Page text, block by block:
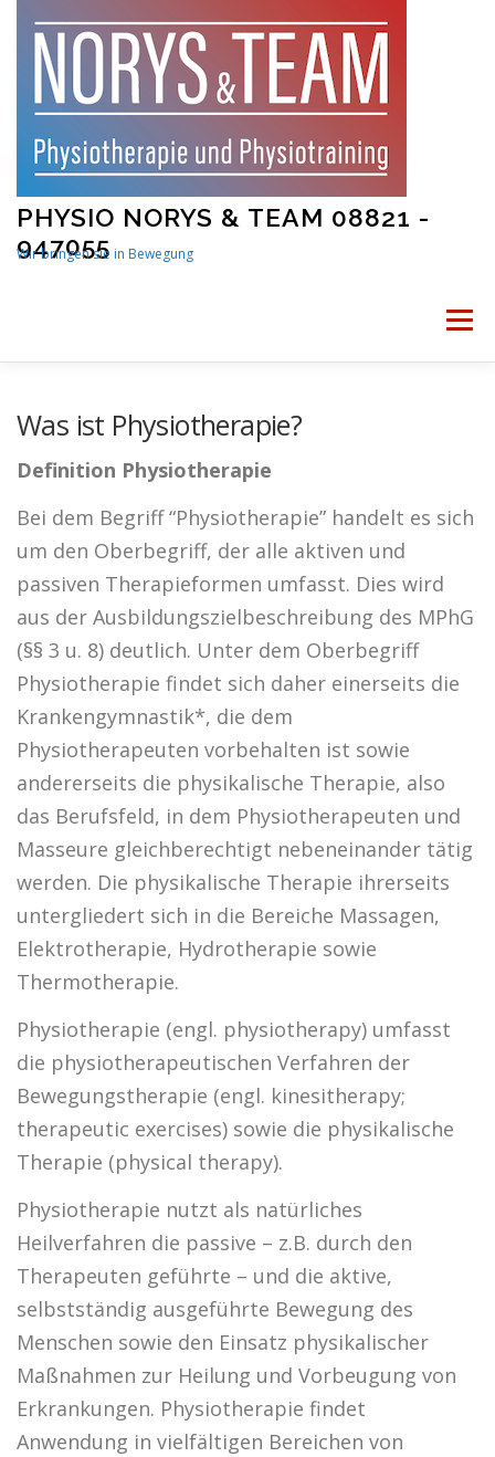
Skip
content
PHYSIO NORYS & TEAM 08821 -
947055
Wir bringen sie in Bewegung
Menu
PHYSIOTRAINING MAMA UND BABY FITNESS
PHYSIO NORYS AUF INSTAGRAM
Was ist Physiotherapie?
Definition Physiotherapie
Bei dem Begriff “Physiotherapie” handelt es sich
um den Oberbegriff, der alle aktiven und
passiven Therapieformen umfasst. Dies wird
aus der Ausbildungszielbeschreibung des MPhG
(§§ 3 u. 8) deutlich. Unter dem Oberbegriff
Physiotherapie findet sich daher einerseits die
Krankengymnastik*, die dem
Physiotherapeuten vorbehalten ist sowie
andererseits die physikalische Therapie, also
das Berufsfeld, in dem Physiotherapeuten und
Masseure gleichberechtigt nebeneinander tätig
werden. Die physikalische Therapie ihrerseits
untergliedert sich in die Bereiche Massagen,
Elektrotherapie, Hydrotherapie sowie
Thermotherapie.
Physiotherapie (engl. physiotherapy) umfasst
die physiotherapeutischen Verfahren der
Bewegungstherapie (engl. kinesitherapy;
therapeutic exercises) sowie die physikalische
Therapie (physical therapy).
Physiotherapie nutzt als natürliches
Heilverfahren die passive – z.B. durch den
Therapeuten geführte – und die aktive,
selbstständig ausgeführte Bewegung des
Menschen sowie den Einsatz physikalischer
Maßnahmen zur Heilung und Vorbeugung von
Erkrankungen. Physiotherapie findet
Anwendung in vielfältigen Bereichen von